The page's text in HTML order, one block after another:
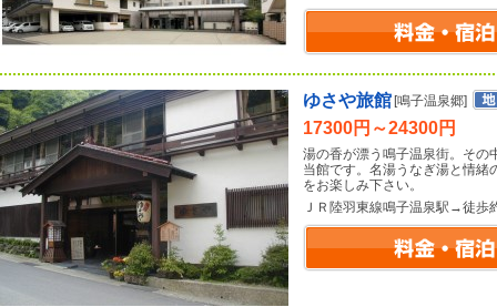
ゆさや旅館 [鳴子温泉郷]
17300円～24300円
湯の香が漂う鳴子温泉街。その
当館です。名湯うなぎ湯と情緒
をお楽しみ下さい。
ＪＲ陸羽東線鳴子温泉駅→徒歩